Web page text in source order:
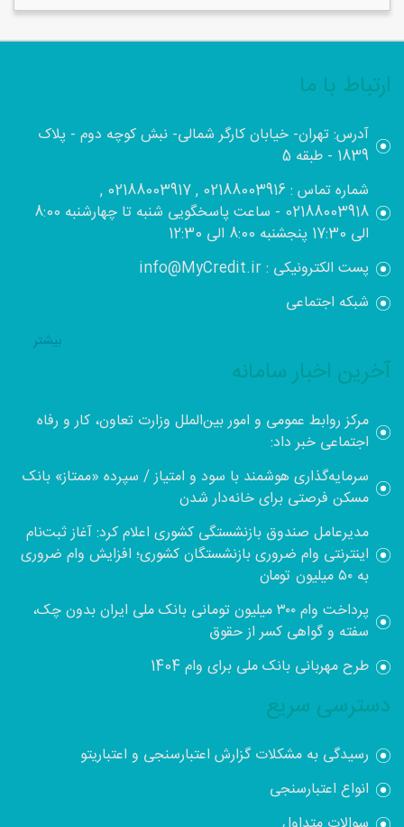
ارتباط با ما
آدرس: تهران- خیابان کارگر شمالی- نبش کوچه دوم - پلاک
1839 - طبقه 5
شماره تماس : 02188003916 , 02188003917 ,
02188003918 - ساعت پاسخگویی شنبه تا چهارشنبه 8:00
الی 17:30 پنجشنبه 8:00 الی 12:30
پست الکترونیکی : info@MyCredit.ir
شبکه اجتماعی
بيشتر
آخرین اخبار سامانه
مرکز روابط عمومی و امور بین‌الملل وزارت تعاون، کار و رفاه
اجتماعی خبر داد:
سرمایه‌گذاری هوشمند با سود و امتیاز / سپرده «ممتاز» بانک
مسکن فرصتی برای خانه‌دار شدن
مدیرعامل صندوق بازنشستگی کشوری اعلام کرد: آغاز ثبت‌نام
اینترنتی وام ضروری بازنشستگان کشوری؛ افزایش وام ضروری
به ۵۰ میلیون تومان
پرداخت وام ۳۰۰ میلیون تومانی بانک ملی ایران بدون چک،
سفته و گواهی کسر از حقوق
طرح مهربانی بانک ملی برای وام 1404
دسترسی سریع
رسیدگی به مشکلات گزارش اعتبارسنجی و اعتباریتو
انواع اعتبارسنجی